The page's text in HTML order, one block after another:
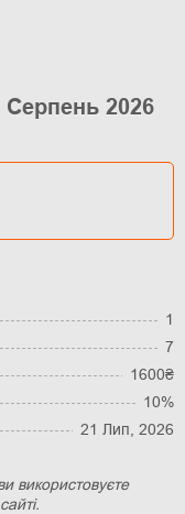
2026
1
7
1600₴
10%
21 Лип, 2026
використовуєте